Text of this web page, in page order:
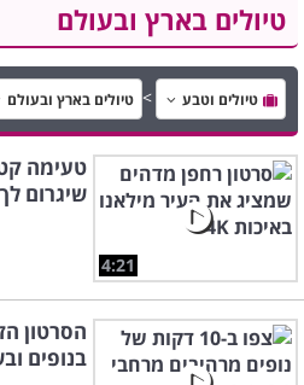
טיולים בארץ ובעולם
טיולים וטבע טיולים בארץ ובעולם
4:21
טעימה
שיגרום
הסרטון
בנופים